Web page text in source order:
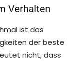
Verhalten
ist das
der beste
nicht, dass